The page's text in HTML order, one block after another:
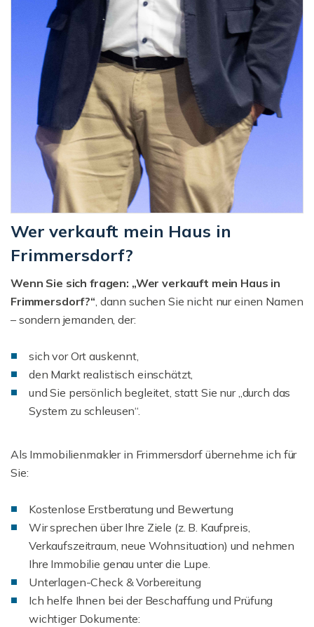
Wer verkauft mein Haus in
Frimmersdorf?
Wenn Sie sich fragen: „Wer verkauft mein Haus in
Frimmersdorf?“, dann suchen Sie nicht nur einen Namen
– sondern jemanden, der:
sich vor Ort auskennt,
den Markt realistisch einschätzt,
und Sie persönlich begleitet, statt Sie nur „durch das
System zu schleusen“.
Als Immobilienmakler in Frimmersdorf übernehme ich für
Sie:
Kostenlose Erstberatung und Bewertung
Wir sprechen über Ihre Ziele (z. B. Kaufpreis,
Verkaufszeitraum, neue Wohnsituation) und nehmen
Ihre Immobilie genau unter die Lupe.
Unterlagen-Check & Vorbereitung
Ich helfe Ihnen bei der Beschaffung und Prüfung
wichtiger Dokumente: